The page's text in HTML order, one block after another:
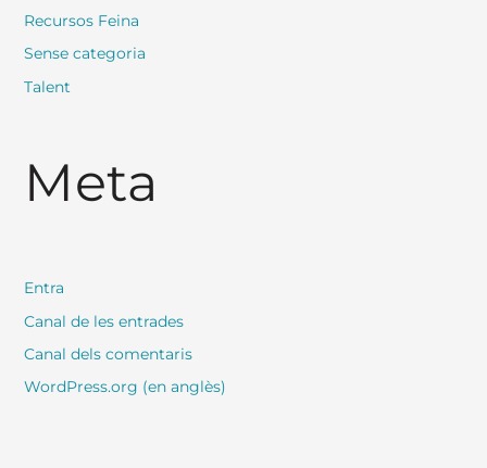
Recursos Feina
Sense categoria
Talent
Meta
Entra
Canal de les entrades
Canal dels comentaris
WordPress.org (en anglès)